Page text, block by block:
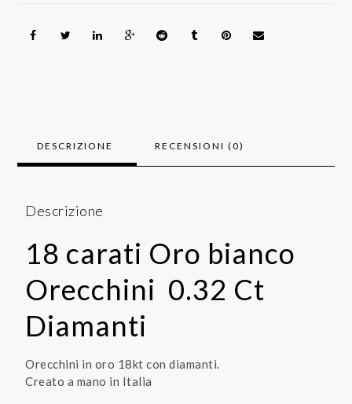
DESCRIZIONE RECENSIONI (0)
Descrizione
18 carati Oro bianco
Orecchini 0.32 Ct
Diamanti
Orecchini in oro 18kt con diamanti.
Creato a mano in Italia